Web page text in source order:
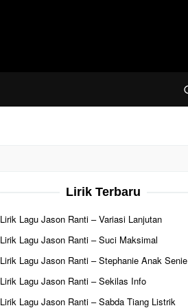
Lirik Terbaru
Lirik Lagu Jason Ranti – Variasi Lanjutan
Lirik Lagu Jason Ranti – Suci Maksimal
Lirik Lagu Jason Ranti – Stephanie Anak Senie
Lirik Lagu Jason Ranti – Sekilas Info
Lirik Lagu Jason Ranti – Sabda Tiang Listrik